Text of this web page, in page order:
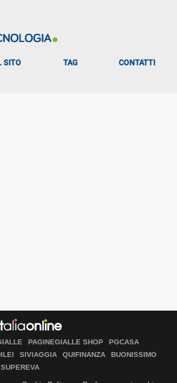
SITO TAG CONTATTI
PAGINEGIALLE SHOP
PGCASA
SIVIAGGIA QUIFINANZA
BUONISSIMO
SUPEREVA